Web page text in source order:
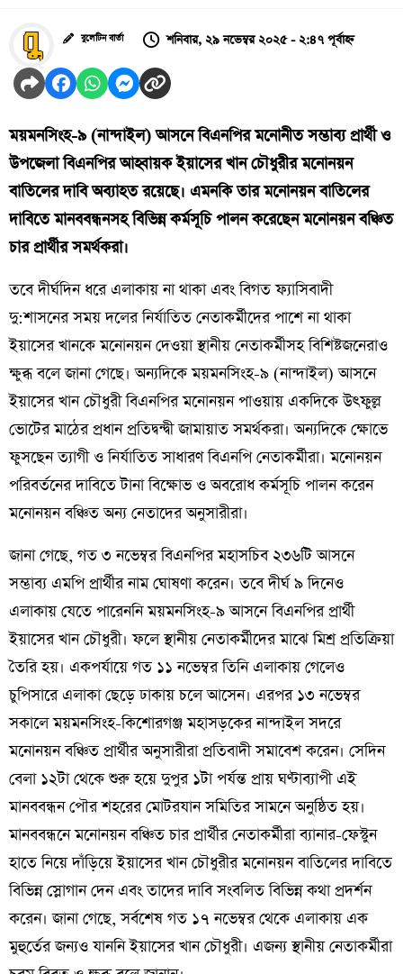
বুলেটিন বার্তা শনিবার, ২৯ নভেম্বর ২০২৫ - ২:৪৭ পূর্বাহ্ন
ময়মনসিংহ-৯ (নান্দাইল) আসনে বিএনপির মনোনীত সম্ভাব্য প্রার্থী ও
উপজেলা বিএনপির আহ্বায়ক ইয়াসের খান চৌধুরীর মনোনয়ন
বাতিলের দাবি অব্যাহত রয়েছে। এমনকি তার মনোনয়ন বাতিলের
দাবিতে মানববন্ধনসহ বিভিন্ন কর্মসূচি পালন করেছেন মনোনয়ন বঞ্চিত
চার প্রার্থীর সমর্থকরা।
তবে দীর্ঘদিন ধরে এলাকায় না থাকা এবং বিগত ফ্যাসিবাদী
দু:শাসনের সময় দলের নির্যাতিত নেতাকর্মীদের পাশে না থাকা
ইয়াসের খানকে মনোনয়ন দেওয়া স্থানীয় নেতাকর্মীসহ বিশিষ্টজনেরাও
ক্ষুব্ধ বলে জানা গেছে। অন্যদিকে ময়মনসিংহ-৯ (নান্দাইল) আসনে
ইয়াসের খান চৌধুরী বিএনপির মনোনয়ন পাওয়ায় একদিকে উৎফুল্ল
ভোটের মাঠের প্রধান প্রতিদ্বন্দ্বী জামায়াত সমর্থকরা। অন্যদিকে ক্ষোভে
ফুসছেন ত্যাগী ও নির্যাতিত সাধারণ বিএনপি নেতাকর্মীরা। মনোনয়ন
পরিবর্তনের দাবিতে টানা বিক্ষোভ ও অবরোধ কর্মসূচি পালন করেন
মনোনয়ন বঞ্চিত অন্য নেতাদের অনুসারীরা।
জানা গেছে, গত ৩ নভেম্বর বিএনপির মহাসচিব ২৩৬টি আসনে
সম্ভাব্য এমপি প্রার্থীর নাম ঘোষণা করেন। তবে দীর্ঘ ৯ দিনেও
এলাকায় যেতে পারেননি ময়মনসিংহ-৯ আসনে বিএনপির প্রার্থী
ইয়াসের খান চৌধুরী। ফলে স্থানীয় নেতাকর্মীদের মাঝে মিশ্র প্রতিক্রিয়া
তৈরি হয়। একপর্যায়ে গত ১১ নভেম্বর তিনি এলাকায় গেলেও
চুপিসারে এলাকা ছেড়ে ঢাকায় চলে আসেন। এরপর ১৩ নভেম্বর
সকালে ময়মনসিংহ-কিশোরগঞ্জ মহাসড়কের নান্দাইল সদরে
মনোনয়ন বঞ্চিত প্রার্থীর অনুসারীরা প্রতিবাদী সমাবেশ করেন। সেদিন
বেলা ১২টা থেকে শুরু হয়ে দুপুর ১টা পর্যন্ত প্রায় ঘণ্টাব্যাপী এই
মানববন্ধন পৌর শহরের মোটরযান সমিতির সামনে অনুষ্ঠিত হয়।
মানববন্ধনে মনোনয়ন বঞ্চিত চার প্রার্থীর নেতাকর্মীরা ব্যানার-ফেস্টুন
হাতে নিয়ে দাঁড়িয়ে ইয়াসের খান চৌধুরীর মনোনয়ন বাতিলের দাবিতে
বিভিন্ন স্লোগান দেন এবং তাদের দাবি সংবলিত বিভিন্ন কথা প্রদর্শন
করেন। জানা গেছে, সর্বশেষ গত ১৭ নভেম্বর থেকে এলাকায় এক
মুহুর্তের জন্যও যাননি ইয়াসের খান চৌধুরী। এজন্য স্থানীয় নেতাকর্মীরা